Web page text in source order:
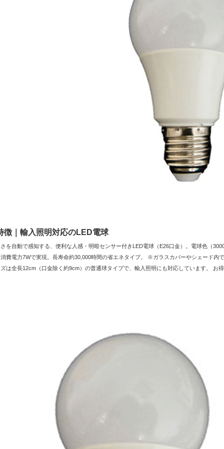
｜輸入照明対応のLED電球
を自動で感知する、便利な人感・明暗センサー付きLED電球（E26口金）。電球色（
費電力7Wで実現。長寿命約30,000時間の省エネタイプ。 ※ガラスカバーやシェード内
は全長12cm（口金除く約9cm）の普通球タイプで、輸入照明にも対応しています。 お